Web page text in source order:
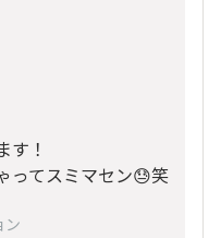
す！
ってスミマセン😓笑
ン